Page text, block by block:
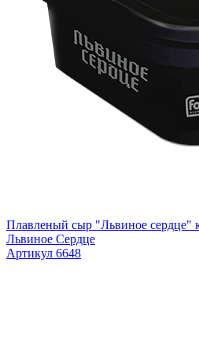
Плавленый сыр "Львиное сердце"
Львиное Сердце
Артикул 6648